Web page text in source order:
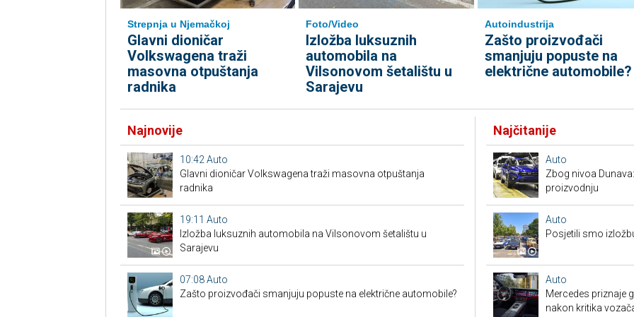
Strepnja u Njemačkoj
Glavni dioničar
Volkswagena traži
masovna otpuštanja
radnika
Foto/Video
Izložba luksuznih
automobila na
Vilsonovom šetalištu u
Sarajevu
Autoindustrija
Zašto proizvođači
smanjuju popuste na
električne automobile?
Najnovije
10:42 Auto
Glavni dioničar Volkswagena traži masovna otpuštanja
radnika
19:11 Auto
Izložba luksuznih automobila na Vilsonovom šetalištu u
Sarajevu
07:08Auto
Zašto proizvođači smanjuju popuste na električne automobile?
Najčitanije
Auto
Zbog nivoa
proizvodnju
Auto
Posjetili smo
Auto
Mercedes priznaje
nakon kritika